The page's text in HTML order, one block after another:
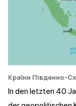
Країни Південно-
In den letzten 40